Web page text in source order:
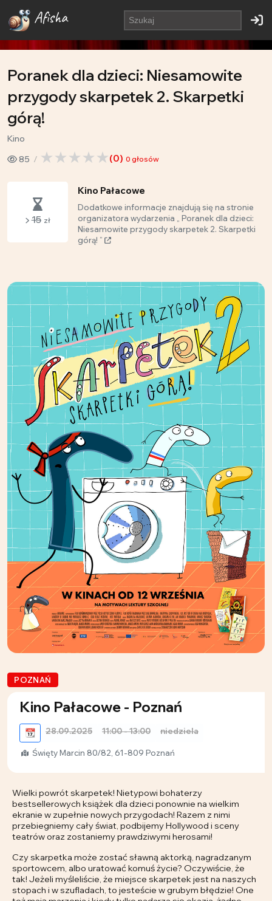
Afisha
Poranek dla dzieci: Niesamowite
przygody skarpetek 2. Skarpetki
górą!
Kino
85
(0) 0 głosów
15 zł
Kino Pałacowe
Dodatkowe informacje znajdują się na stronie
organizatora wydarzenia „ Poranek dla dzieci:
Niesamowite przygody skarpetek 2. Skarpetki
górą! ”
POZNAŃ
Kino Pałacowe - Poznań
📆 28.09.2025 11:00 - 13:00 niedziela
Święty Marcin 80/82, 61-809 Poznań
Wielki powrót skarpetek! Nietypowi bohaterzy
bestsellerowych książek dla dzieci ponownie na wielkim
ekranie w zupełnie nowych przygodach! Razem z nimi
przebiegniemy cały świat, podbijemy Hollywood i sceny
teatrów oraz zostaniemy prawdziwymi herosami!
Czy skarpetka może zostać sławną aktorką, nagradzanym
sportowcem, albo uratować komuś życie? Oczywiście, że
tak! Jeżeli myśleliście, że miejsce skarpetek jest na naszych
stopach i w szufladach, to jesteście w grubym błędzie! One